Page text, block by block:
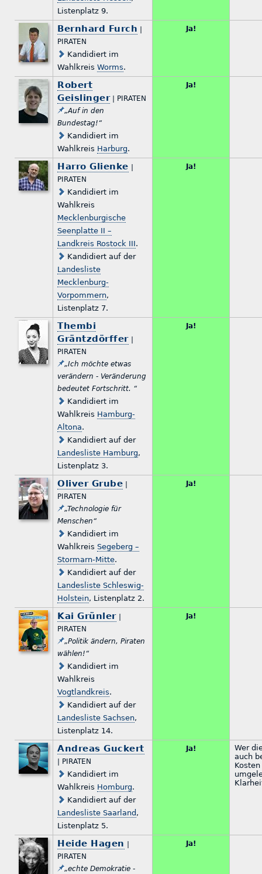
Listenplatz 9.
Bernhard Furch
PIRATEN
Kandidiert im
WahlkreisWorms.
Ja!
Robert
Geislinger| PIRATEN
„Auf in den
Bundestag!“
Kandidiert im
Wahlkreis Harburg.
Ja!
Harro Glienke
PIRATEN
Kandidiert im
Wahlkreis
Mecklenburgische
Seenplatte II –
Landkreis Rostock III.
Kandidiert auf der
Landesliste
Mecklenburg-
Vorpommern,
Listenplatz 7.
Ja!
Thembi
Gräntzdörffer|
PIRATEN
„Ich möchte etwas
verändern - Veränderung
bedeutet Fortschritt. “
Kandidiert im
Wahlkreis Hamburg-
Altona.
Kandidiert auf der
Landesliste Hamburg,
Listenplatz 3.
Ja!
Oliver Grube
PIRATEN
„Technologie für
Menschen“
Kandidiert im
WahlkreisSegeberg –
Stormarn-Mitte.
Kandidiert auf der
Landesliste Schleswig-
Holstein, Listenplatz 2.
Ja!
Kai Grünler|
PIRATEN
„Politik ändern, Piraten
wählen!“
Kandidiert im
Wahlkreis
Vogtlandkreis.
Kandidiert auf der
Landesliste Sachsen,
Listenplatz 14.
Ja!
Andreas Guckert
| PIRATEN
Kandidiert im
Wahlkreis Homburg.
Kandidiert auf der
Landesliste Saarland ,
Listenplatz 5.
Ja!
Wer
auch
Heide Hagen
PIRATEN
„echte Demokratie -
Ja!